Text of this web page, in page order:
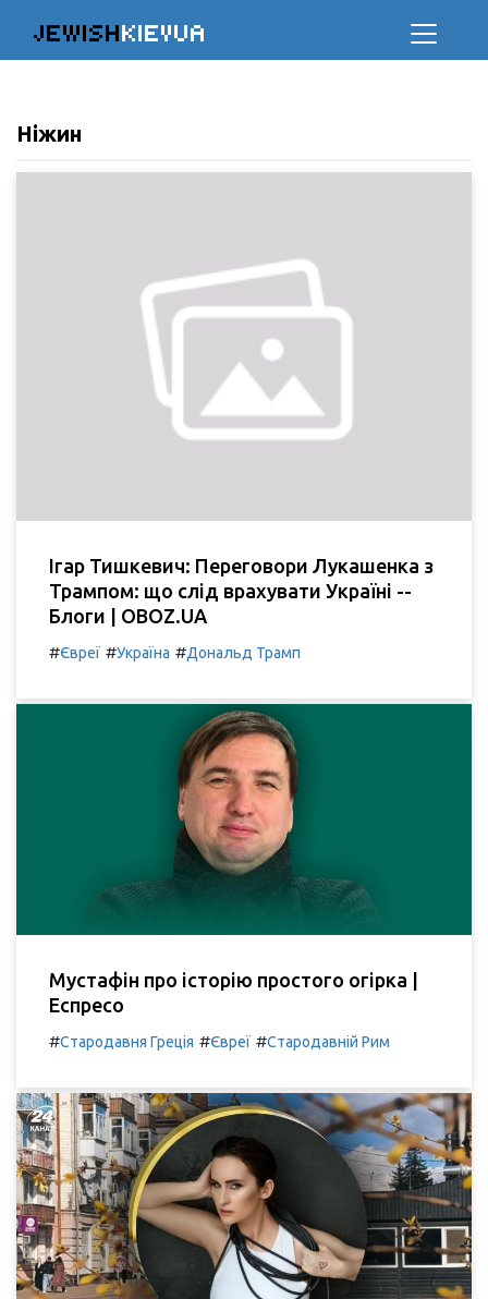
JEWISHKIEVUA
Ніжин
Ігар Тишкевич: Переговори Лукашенка з
Трампом: що слід врахувати Україні --
Блоги | OBOZ.UA
#Євреї #Україна #Дональд Трамп
Мустафін про історію простого огірка |
Еспресо
#Стародавня Греція #Євреї #Стародавній Рим